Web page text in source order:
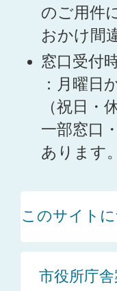
のご用件
おかけ間
窓口受付
：月曜
（祝日・
一部窓口
あります。
このサイト
市役所庁舎